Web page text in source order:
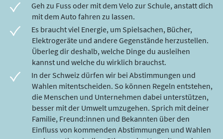
Geh zu Fuss oder mit dem Velo zur Schule, anstatt dich
mit dem Auto fahren zu lassen.
Es braucht viel Energie, um Spielsachen, Bücher,
Elektrogeräte und andere Gegenstände herzustellen.
Überleg dir deshalb, welche Dinge du ausleihen
kannst und welche du wirklich brauchst.
In der Schweiz dürfen wir bei Abstimmungen und
Wahlen mitentscheiden. So können Regeln entstehen,
die Menschen und Unternehmen dabei unterstützen,
besser mit der Umwelt umzugehen. Sprich mit deiner
Familie, Freund:innen und Bekannten über den
Einfluss von kommenden Abstimmungen und Wahlen